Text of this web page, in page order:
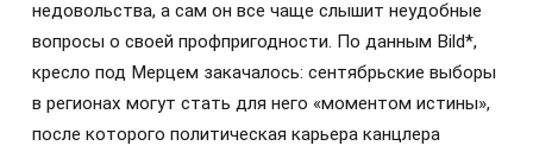
недовольства, а сам он все чаще слышит неудобные
вопросы о своей профпригодности. По данным Bild*,
кресло под Мерцем закачалось: сентябрьские выборы
в регионах могут стать для него «моментом истины»,
после которого политическая карьера канцлера